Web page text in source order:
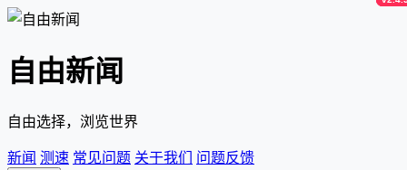
自由新闻
自由选择，浏览世界
新闻 测速 常见问题 关于我们 问题反馈